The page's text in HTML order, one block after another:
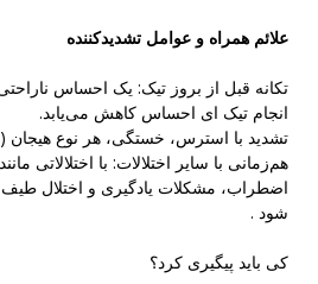
علائم همراه و عوامل تشدیدکننده
تکانه قبل از بروز تیک: یک احساس ناراحتی
انجام تیک ای احساس کاهش می‌یابد.
تشدید با استرس، خستگی، هر نوع هیجان
هم‌زمانی با سایر اختلالات: با اختلالاتی
اضطراب، مشکلات یادگیری و اختلال طیف
شود .
کی باید پیگیری کرد؟